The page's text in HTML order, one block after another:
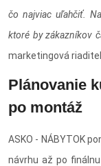
čo najviac uľahčiť.
ktoré by zákazníkov
marketingová
Plánovanie
po montáž
ASKO - NÁBYTOK
návrhu až po